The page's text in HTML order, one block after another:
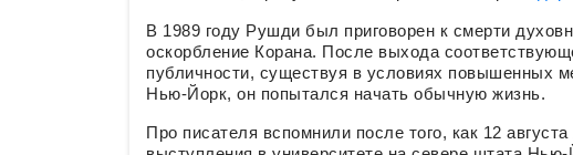
В 1989 году Рушди был приговорен к смерти
оскорбление Корана. После выхода
публичности, существуя в условиях повышенных
Нью-Йорк, он попытался начать обычную жизнь.
Про писателя вспомнили после того, как 12